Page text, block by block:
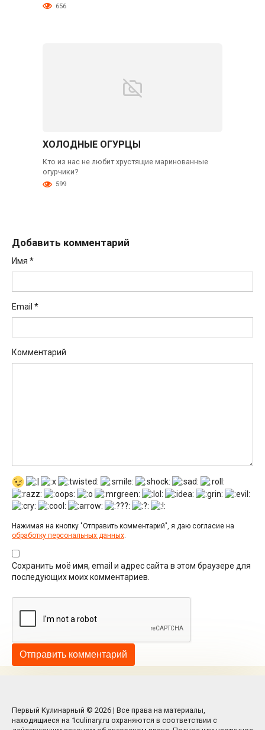
656
ХОЛОДНЫЕ ОГУРЦЫ
Кто из нас не любит хрустящие маринованные
огурчики?
599
Добавить комментарий
Имя *
Email *
Комментарий
Нажимая на кнопку "Отправить комментарий", я даю согласие на
обработку персональных данных
Сохранить моё имя, email и адрес сайта в этом браузере для
последующих моих комментариев.
Первый Кулинарный © 2026 | Все права на материалы,
находящиеся на 1culinary.ru охраняются в соответствии с